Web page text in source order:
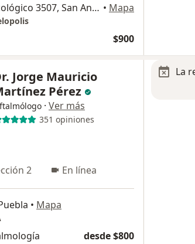
Anillo Periférico Ecológico 3507, San Andres Cholula • Mapa
$900
Jorge Mauricio
Pérez
· Ver más
351 opiniones
2 En línea
• Mapa
desde $800
La